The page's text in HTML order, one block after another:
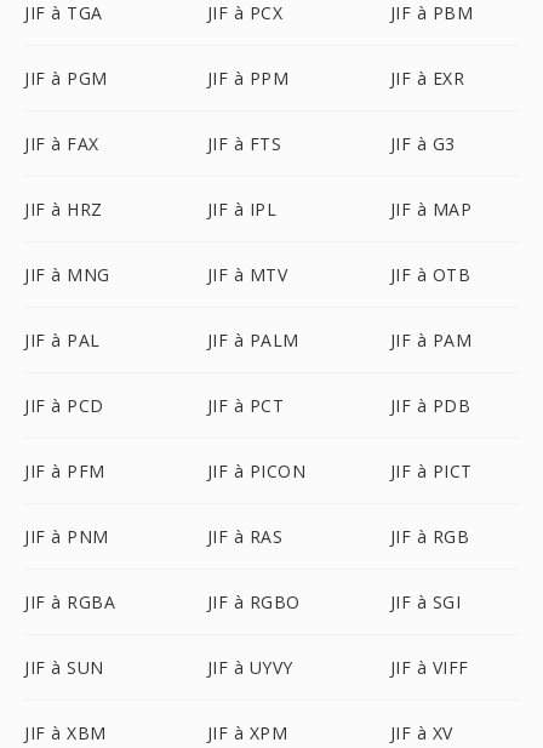
JIF à TGA JIF à PCX JIF à PBM
JIF à PGM JIF à PPM JIF à EXR
JIF à FAX JIF à FTS JIF à G3
JIF à HRZ JIF à IPL JIF à MAP
JIF à MNG JIF à MTV JIF à OTB
JIF à PAL JIF à PALM JIF à PAM
JIF à PCD JIF à PCT JIF à PDB
JIF à PFM JIF à PICON JIF à PICT
JIF à PNM JIF à RAS JIF à RGB
JIF à RGBA JIF à RGBO JIF à SGI
JIF à SUN JIF à UYVY JIF à VIFF
JIF à XBM JIF à XPM JIF à XV